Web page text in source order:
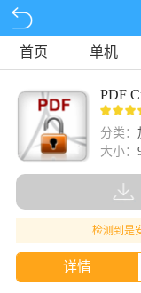
首页 单机
PDF
分类：
大小：
检测到是
详情